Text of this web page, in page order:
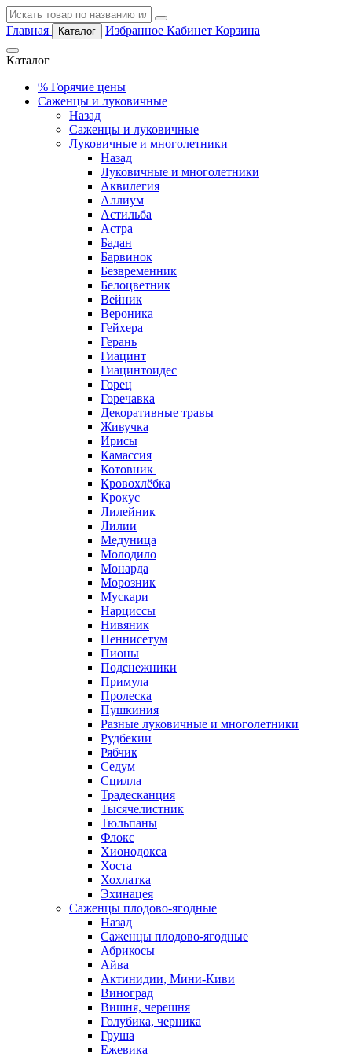
Главная Каталог Избранное Кабинет Корзина
Каталог
% Горячие цены
Саженцы и луковичные
Назад
Саженцы и луковичные
Луковичные и многолетники
Назад
Луковичные и многолетники
Аквилегия
Аллиум
Астильба
Астра
Бадан
Барвинок
Безвременник
Белоцветник
Вейник
Вероника
Гейхера
Герань
Гиацинт
Гиацинтоидес
Горец
Горечавка
Декоративные травы
Живучка
Ирисы
Камассия
Котовник
Кровохлёбка
Крокус
Лилейник
Лилии
Медуница
Молодило
Монарда
Морозник
Мускари
Нарциссы
Нивяник
Пеннисетум
Пионы
Подснежники
Примула
Пролеска
Пушкиния
Разные луковичные и многолетники
Рудбекии
Рябчик
Седум
Сцилла
Традесканция
Тысячелистник
Тюльпаны
Флокс
Хионодокса
Хоста
Хохлатка
Эхинацея
Саженцы плодово-ягодные
Назад
Саженцы плодово-ягодные
Абрикосы
Айва
Актинидии, Мини-Киви
Виноград
Вишня, черешня
Голубика, черника
Груша
Ежевика